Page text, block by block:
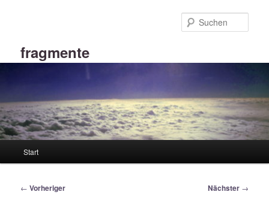
fragmente
Start
Beitragsnavigation
← Vorheriger Nächster →